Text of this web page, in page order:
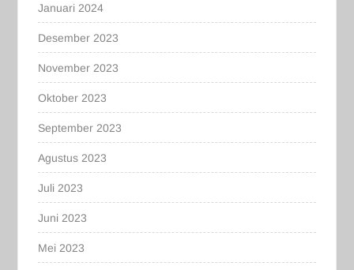
Januari 2024
Desember 2023
November 2023
Oktober 2023
September 2023
Agustus 2023
Juli 2023
Juni 2023
Mei 2023